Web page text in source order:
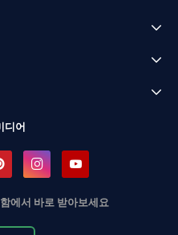
디어
에서 바로 받아보세요